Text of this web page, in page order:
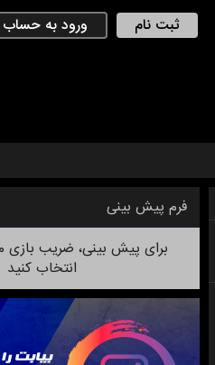
ثبت نام ورود به حساب
فرم پیش بینی
برای پیش بینی، ضریب بازی
انتخاب کنید